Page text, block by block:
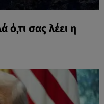
ό,τι σας λέει η